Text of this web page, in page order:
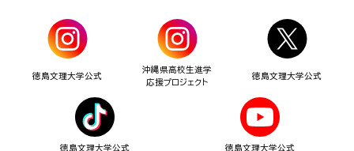
徳島文理大学公式
沖縄県高校生進学
応援プロジェクト
徳島文理大学公式
徳島文理大学公式 徳島文理大学公式